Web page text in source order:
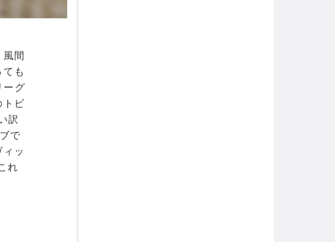
間
も
ーグ
トビ
訳
で
ッ
れ